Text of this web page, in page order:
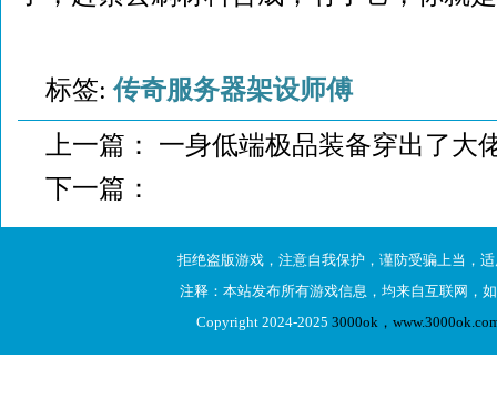
标签:传奇服务器架设师傅
上一篇： 一身低端极品装备穿出了大
下一篇：
拒绝盗版游戏，注意自我保护，谨防受骗上当，
注释：本站发布所有游戏信息，均来自互联网，
Copyright 2024-2025 3000ok，